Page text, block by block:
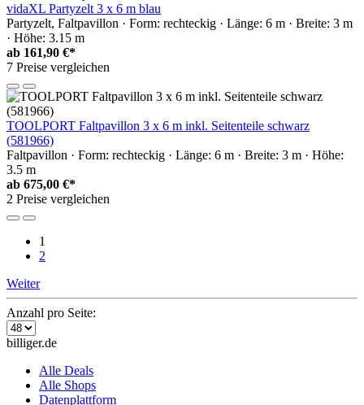
vidaXL Partyzelt 3 x 6 m blau
Partyzelt, Faltpavillon · Form: rechteckig · Länge: 6 m · Breite: 3 m
· Höhe: 3.15 m
ab 161,90 €*
7 Preise vergleichen
TOOLPORT Faltpavillon 3 x 6 m inkl. Seitenteile schwarz
(581966)
Faltpavillon · Form: rechteckig · Länge: 6 m · Breite: 3 m · Höhe:
3.5 m
ab 675,00 €*
2 Preise vergleichen
1
2
Weiter
Anzahl pro Seite:
billiger.de
Alle Deals
Alle Shops
Datenplattform